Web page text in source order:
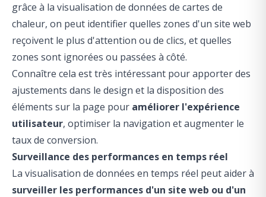
grâce à la visualisation de données de cartes de
chaleur, on peut identifier quelles zones d'un site web
reçoivent le plus d'attention ou de clics, et quelles
zones sont ignorées ou passées à côté.
Connaître cela est très intéressant pour apporter des
ajustements dans le design et la disposition des
éléments sur la page pour améliorer l'expérience
utilisateur, optimiser la navigation et augmenter le
taux de conversion.
Surveillance des performances en temps réel
La visualisation de données en temps réel peut aider à
surveiller les performances d'un site web ou d'un